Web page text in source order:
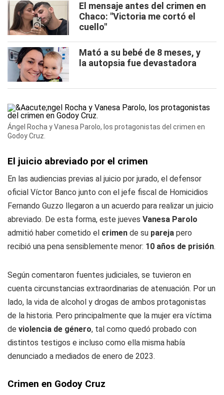
El mensaje antes del crimen en
Chaco: "Victoria me cortó el
cuello"
Mató a su bebé de 8 meses, y
la autopsia fue devastadora
Ángel Rocha y Vanesa Parolo, los protagonistas del crimen en
Godoy Cruz.
El juicio abreviado por el crimen
En las audiencias previas al juicio por jurado, el defensor
oficial Víctor Banco junto con el jefe fiscal de Homicidios
Fernando Guzzo llegaron a un acuerdo para realizar un juicio
abreviado. De esta forma, este jueves Vanesa Parolo
admitió haber cometido el crimen de su pareja pero
recibió una pena sensiblemente menor: 10 años de prisión.
Según comentaron fuentes judiciales, se tuvieron en
cuenta circunstancias extraordinarias de atenuación. Por un
lado, la vida de alcohol y drogas de ambos protagonistas
de la historia. Pero principalmente que la mujer era víctima
de violencia de género, tal como quedó probado con
distintos testigos e incluso como ella misma había
denunciado a mediados de enero de 2023.
Crimen en Godoy Cruz